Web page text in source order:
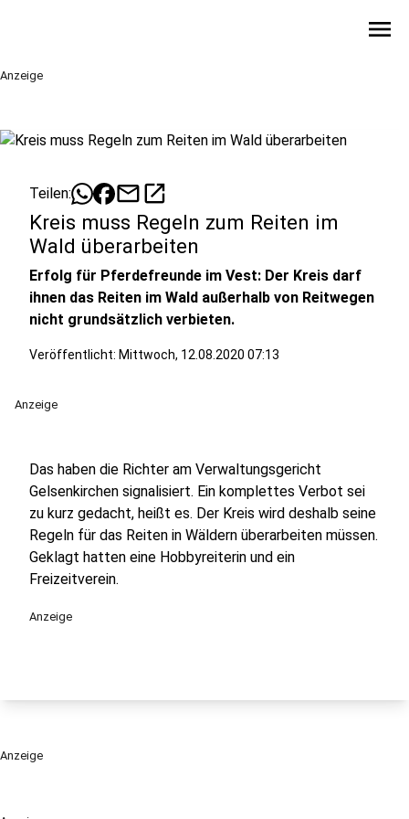
menu
Anzeige
Teilen: mailopen_in_new
Kreis muss Regeln zum Reiten im
Wald überarbeiten
Erfolg für Pferdefreunde im Vest: Der Kreis darf
ihnen das Reiten im Wald außerhalb von Reitwegen
nicht grundsätzlich verbieten.
Veröffentlicht: Mittwoch, 12.08.2020 07:13
Anzeige
Das haben die Richter am Verwaltungsgericht
Gelsenkirchen signalisiert. Ein komplettes Verbot sei
zu kurz gedacht, heißt es. Der Kreis wird deshalb seine
Regeln für das Reiten in Wäldern überarbeiten müssen.
Geklagt hatten eine Hobbyreiterin und ein
Freizeitverein.
Anzeige
Anzeige